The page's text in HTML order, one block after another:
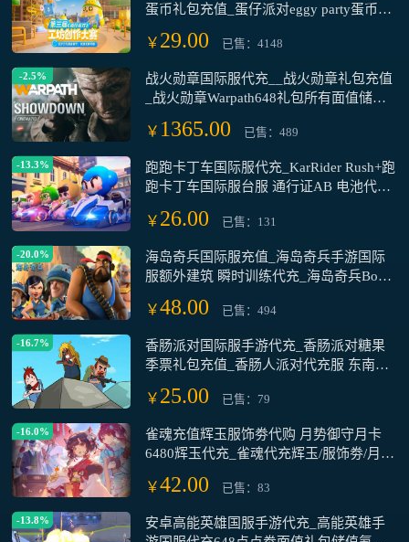
蛋币礼包充值_蛋仔派对eggy party蛋币会
￥ 29.00 已售：4148
-2.5%
战火勋章国际服代充__战火勋章礼包充值
_战火勋章Warpath648礼包所有面值储值
￥ 1365.00 已售：489
-13.3%
跑跑卡丁车国际服代充_KarRider Rush+跑
跑卡丁车国际服台服 通行证AB 电池代储
￥ 26.00 已售：131
-20.0%
海岛奇兵国际服充值_海岛奇兵手游国际
服额外建筑 瞬时训练代充_海岛奇兵Boom
￥48.00 已售：494
-16.7%
香肠派对国际服手游代充_香肠派对糖果
季票礼包充值_香肠人派对代充服 东南亚
￥ 25.00 已售：79
-16.0%
雀魂充值辉玉服饰劵代购 月势御守月卡
6480辉玉代充_雀魂代充辉玉/服饰劵/月卡
服饰 月卡 月势御守氪金6480代充充值
￥42.00 已售：83
-13.8%
安卓高能英雄国服手游代充_高能英雄手